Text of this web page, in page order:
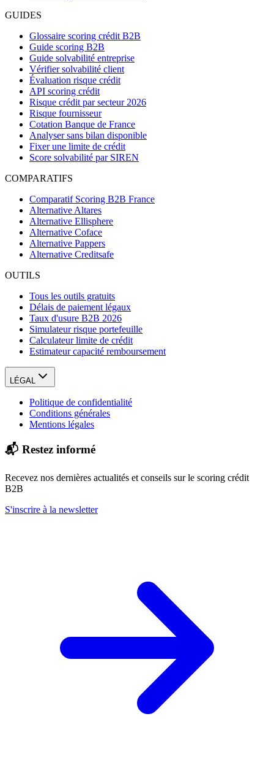
GUIDES
Glossaire scoring crédit B2B
Guide scoring B2B
Guide solvabilité entreprise
Vérifier solvabilité client
Évaluation risque crédit
API scoring crédit
Risque crédit par secteur 2026
Risque fournisseur
Cotation Banque de France
Analyser sans bilan disponible
Fixer une limite de crédit
Score solvabilité par SIREN
COMPARATIFS
Comparatif Scoring B2B France
Alternative Altares
Alternative Ellisphere
Alternative Coface
Alternative Pappers
Alternative Creditsafe
OUTILS
Tous les outils gratuits
Délais de paiement légaux
Taux d'usure B2B 2026
Simulateur risque portefeuille
Calculateur limite de crédit
Estimateur capacité remboursement
LÉGAL
Politique de confidentialité
Conditions générales
Mentions légales
📬 Restez informé
Recevez nos dernières actualités et conseils sur le scoring crédit
B2B
S'inscrire à la newsletter